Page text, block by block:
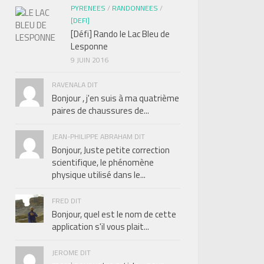
PYRENEES / RANDONNEES /
[DEFI]
[Défi] Rando le Lac Bleu de
Lesponne
9 JUIN 2016
RAVENALA DIT
Bonjour , j'en suis à ma quatrième
paires de chaussures de...
JEAN-PHILIPPE ABRAHAM DIT
Bonjour, Juste petite correction
scientifique, le phénomène
physique utilisé dans le...
FRED DIT
Bonjour, quel est le nom de cette
application s'il vous plait...
JEROME DIT